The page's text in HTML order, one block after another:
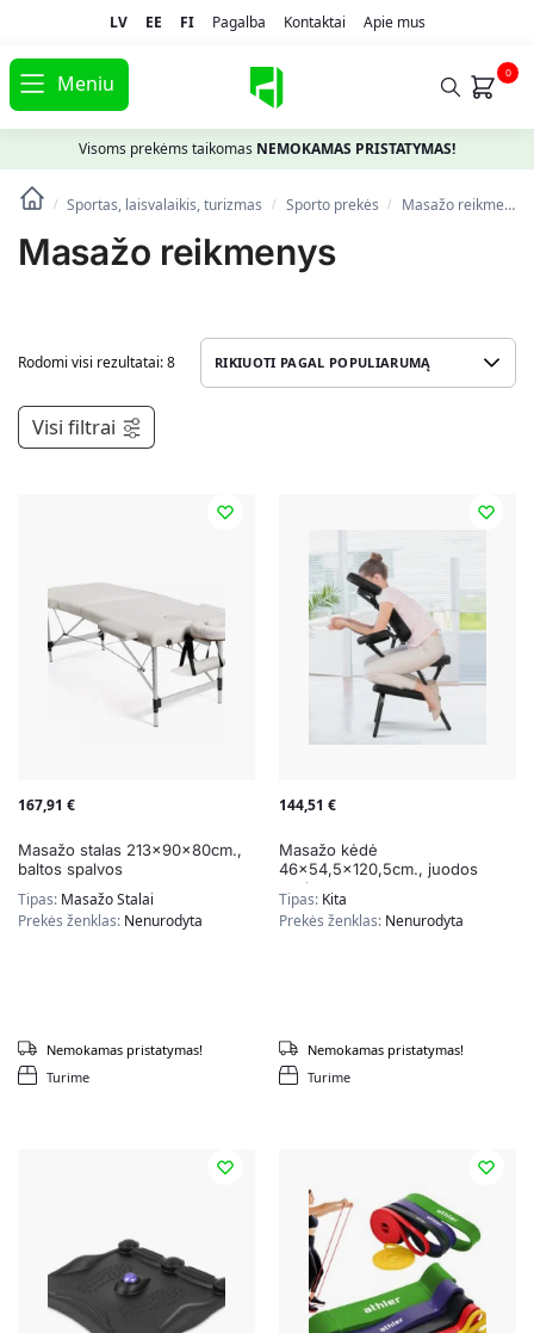
LV EE FI Pagalba Kontaktai Apie mus
Meniu 0
Visoms prekėms taikomas NEMOKAMAS PRISTATYMAS!
/ Sportas, laisvalaikis, turizmas / Spоrto prekės / Masažo reikmenys
Masažo reikmenys
Rodomi visi rezultatai: 8
Visi filtrai
167,91 €
Masažo stalas 213x90x80cm.,
baltos spalvos
Tipas: Masažo Stalai
Prekės ženklas: Nenurodyta
Turime
Nemokamas pristatymas!
144,51 €
Masažo kėdė
46×54,5×120,5cm., juodos
spalvos
Tipas: Kita
Prekės ženklas: Nenurodyta
Turime
Nemokamas pristatymas!